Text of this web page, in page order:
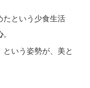
たという少食生活
。
という姿勢が、美と